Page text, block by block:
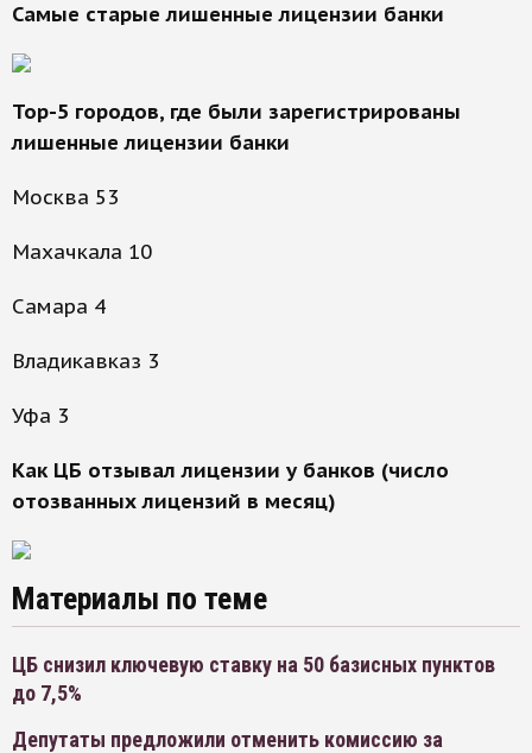
Самые старые лишенные лицензии банки
Top-5 городов, где были зарегистрированы
лишенные лицензии банки
Москва 53
Махачкала 10
Самара 4
Владикавказ 3
Уфа 3
Как ЦБ отзывал лицензии у банков (число
отозванных лицензий в месяц)
Материалы по теме
ЦБ снизил ключевую ставку на 50 базисных пунктов
до 7,5%
Депутаты предложили отменить комиссию за